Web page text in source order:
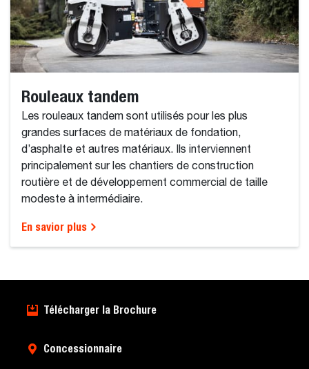
Rouleaux tandem
Les rouleaux tandem sont utilisés pour les plus
grandes surfaces de matériaux de fondation,
d’asphalte et autres matériaux. Ils interviennent
principalement sur les chantiers de construction
routière et de développement commercial de taille
modeste à intermédiaire.
En savior plus
Télécharger la Brochure
Concessionnaire